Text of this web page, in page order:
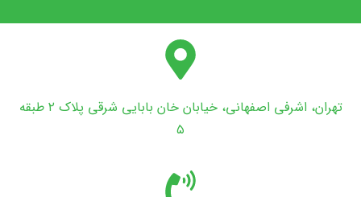
تهران، اشرفی اصفهانی، خیابان خان بابایی شرقی پلاک ۲ طبقه
۵